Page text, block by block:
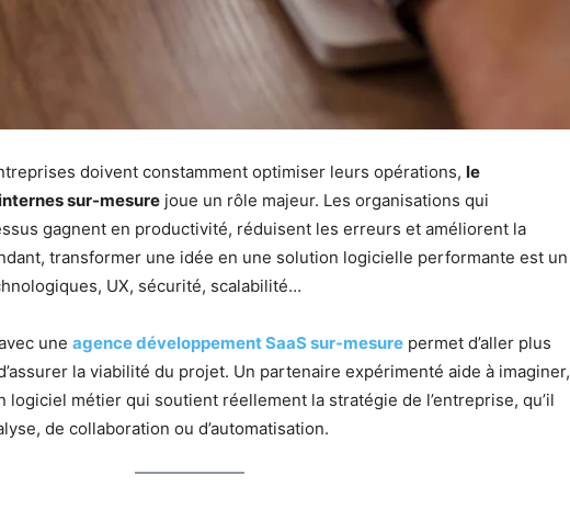
doivent constamment optimiser leurs opérations, le
sur-mesure joue un rôle majeur. Les organisations qui
gagnent en productivité, réduisent les erreurs et améliorent la
transformer une idée en une solution logicielle performante est un
UX, sécurité, scalabilité…
une agence développement SaaS sur-mesure permet d’aller plus
la viabilité du projet. Un partenaire expérimenté aide à imaginer,
logiciel métier qui soutient réellement la stratégie de l’entreprise, qu’il
de collaboration ou d’automatisation.